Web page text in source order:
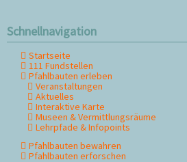
Schnellnavigation
Navigation
überspringen
Startseite
111 Fundstellen
Pfahlbauten erleben
Veranstaltungen
Aktuelles
Interaktive Karte
Museen & Vermittlungsräume
Lehrpfade & Infopoints
Pfahlbauten bewahren
Pfahlbauten erforschen